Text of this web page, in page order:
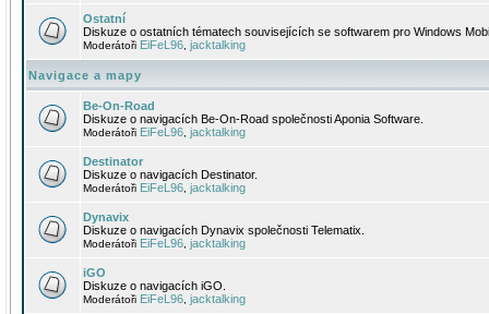
Ostatní
Diskuze o ostatních tématech souvisejících se softwarem pro Windows
Moderátoři EiFeL96 jacktalking
Navigace a mapy
Be-On-Road
Diskuze o navigacích Be-On-Road společnosti Aponia Software.
Moderátoři EiFeL96 jacktalking
Destinator
Diskuze o navigacích Destinator.
Moderátoři EiFeL96 jacktalking
Dynavix
Diskuze o navigacích Dynavix společnosti Telematix.
Moderátoři EiFeL96 jacktalking
iGO
Diskuze o navigacích iGO.
Moderátoři EiFeL96 jacktalking